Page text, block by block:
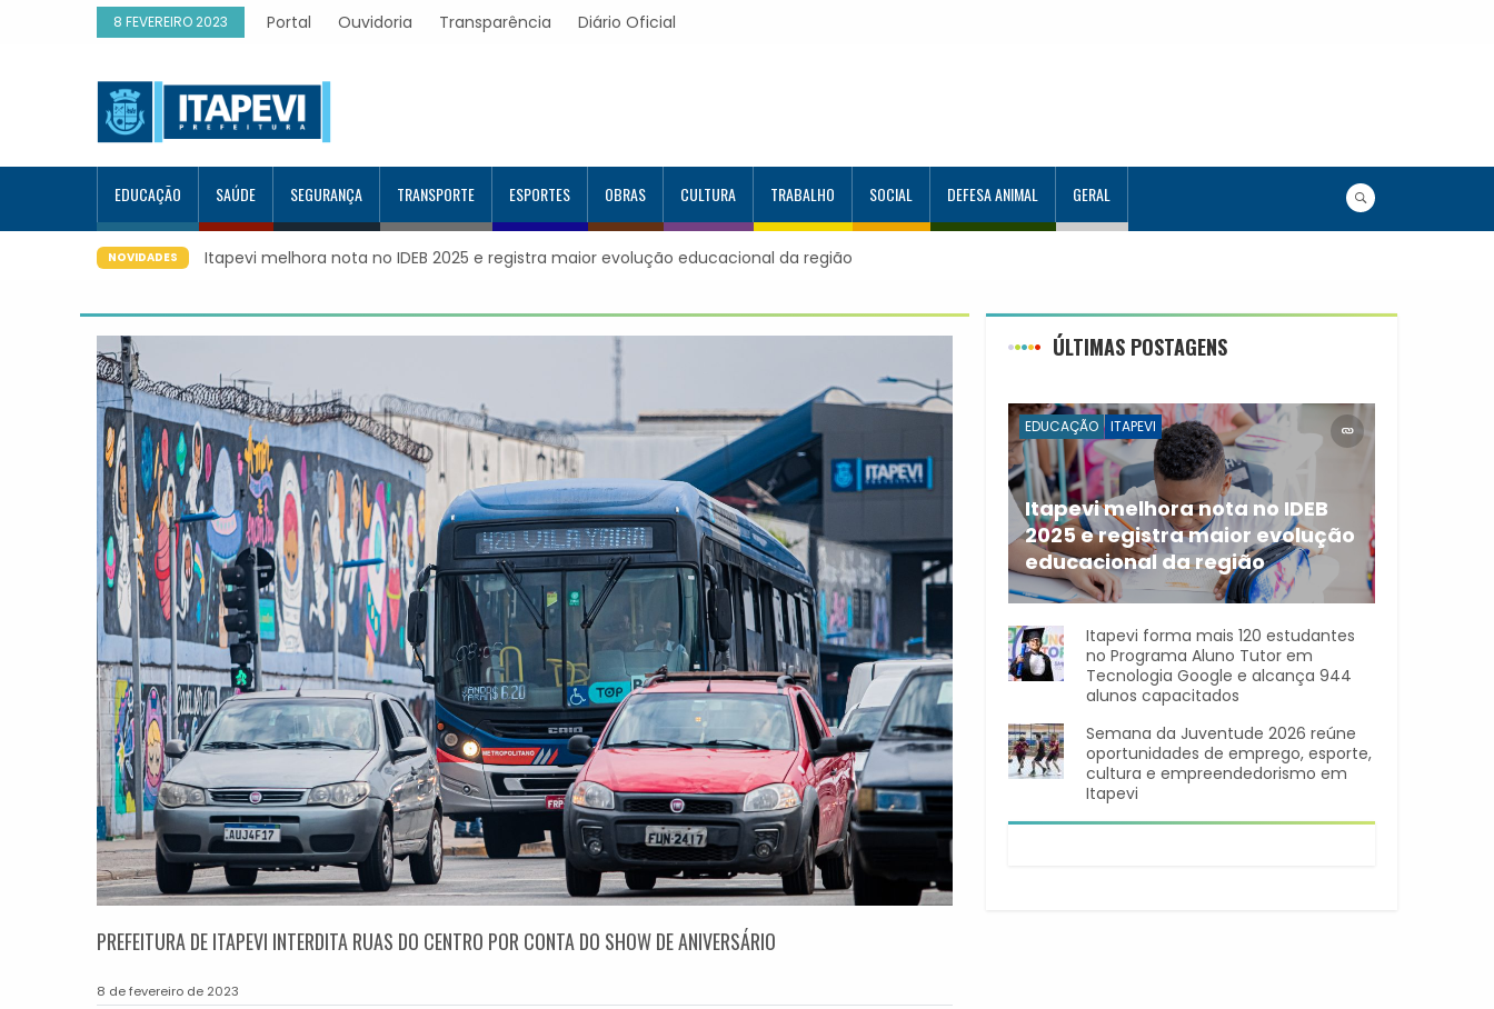
8 FEVEREIRO 2023 Portal Ouvidoria Transparência Diário Oficial
EDUCAÇÃO SAÚDE SEGURANÇA TRANSPORTE ESPORTES OBRAS CULTURA TRABALHO SOCIAL DEFESA ANIMAL GERAL
NOVIDADES Itapevi melhora nota no IDEB 2025 e registra maior evolução educacional da região
PREFEITURA DE ITAPEVI INTERDITA RUAS DO CENTRO POR CONTA DO SHOW DE ANIVERSÁRIO
8 de fevereiro de 2023
ÚLTIMAS POSTAGENS
EDUCAÇÃO ITAPEVI
Itapevi melhora nota no IDEB
2025 e registra maior evolução
educacional da região
A rede municipal de ensino
Itapevi forma mais 120 estudantes
no Programa Aluno Tutor em
Tecnologia Google e alcança 944
alunos capacitados
Semana da Juventude 2026 reúne
oportunidades de emprego, esporte,
cultura e empreendedorismo em
Itapevi